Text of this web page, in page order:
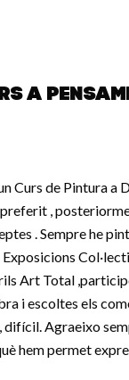
a
Curs de Pintura a
,
. Sempre he
Art Total
i escoltes els
difícil. Agraeixo
hem permet